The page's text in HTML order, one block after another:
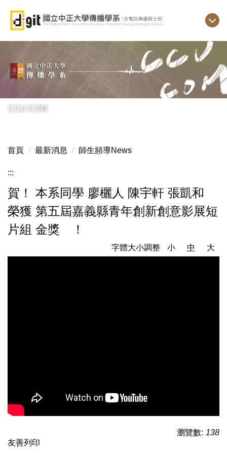
主
區
CCU COM
首頁 最新消息 師生頻導News
:::
賀！ 本系同學 廖欐人 陳宇軒 張凱和
榮獲 第五屆嘉義縣青年創新創意影展短
片組 金獎 ！
字體大小調整 小 中 大
瀏覽數: 138
友善列印